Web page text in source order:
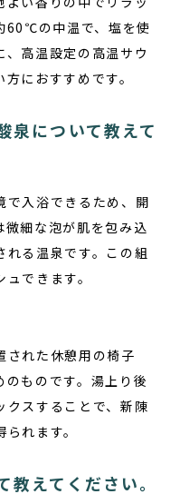
60℃の中温で、塩を使
、高温設定の 高温サウ
におすすめです。
泉について教えて
で入浴できるため、開
細な泡が肌を包み込
る温泉です。この組
できます。
された休憩用の椅子
ものです。湯上り後
クスすることで、新陳
れます。
えてください。